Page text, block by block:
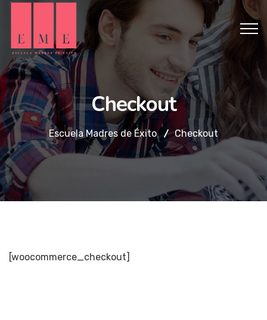
Checkout
Escuela Madres de Éxito Checkout
[woocommerce_checkout]